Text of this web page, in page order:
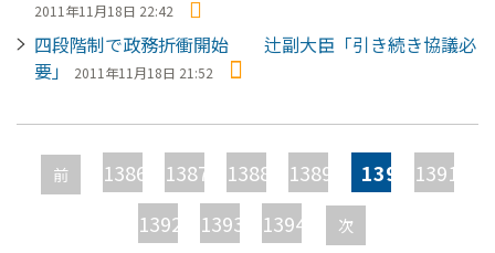
2011年11月18日 22:42
四段階制で政務折衝開始 辻副大臣「引き続き協議必
要」
2011年11月18日 21:52
ペ
ー
ジ
前 1386 1387 1388 1389 1390
1391
1392
1393 1394 次